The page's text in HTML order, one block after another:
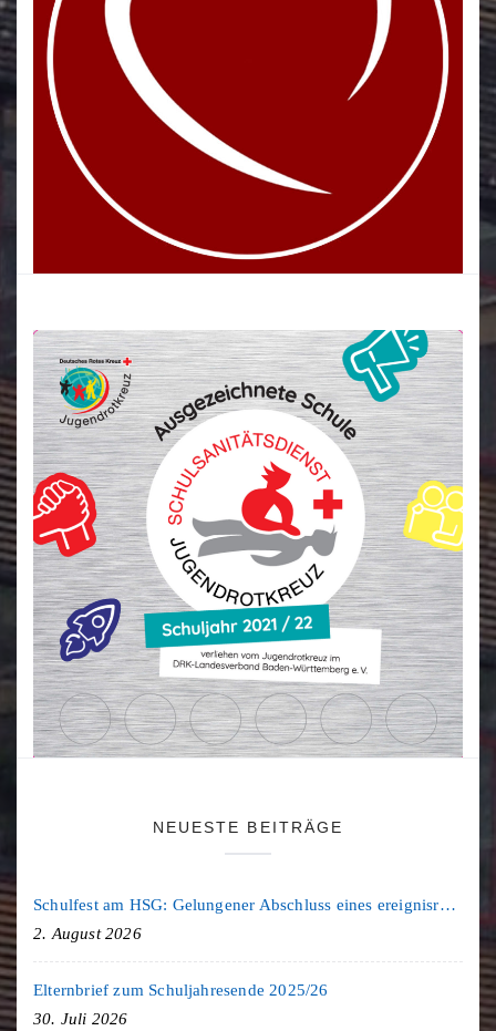
NEUESTE BEITRÄGE
Schulfest am HSG: Gelungener Abschluss eines ereignisreichen Schuljahres
2. August 2026
Elternbrief zum Schuljahresende 2025/26
30. Juli 2026